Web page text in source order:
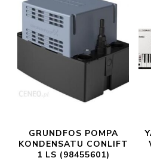
GRUNDFOS POMPA
KONDENSATU CONLIFT
1 LS (98455601)